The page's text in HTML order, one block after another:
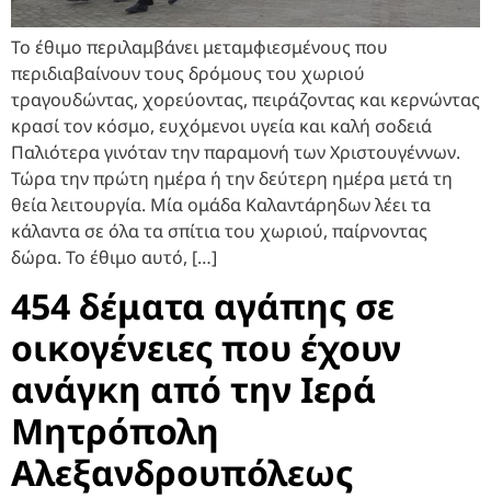
Το έθιμο περιλαμβάνει μεταμφιεσμένους που
περιδιαβαίνουν τους δρόμους του χωριού
τραγουδώντας, χορεύοντας, πειράζοντας και κερνώντας
κρασί τον κόσμο, ευχόμενοι υγεία και καλή σοδειά
Παλιότερα γινόταν την παραμονή των Χριστουγέννων.
Τώρα την πρώτη ημέρα ή την δεύτερη ημέρα μετά τη
θεία λειτουργία. Μία ομάδα Καλαντάρηδων λέει τα
κάλαντα σε όλα τα σπίτια του χωριού, παίρνοντας
δώρα. Το έθιμο αυτό, […]
454 δέματα αγάπης σε
οικογένειες που έχουν
ανάγκη από την Ιερά
Μητρόπολη
Αλεξανδρουπόλεως